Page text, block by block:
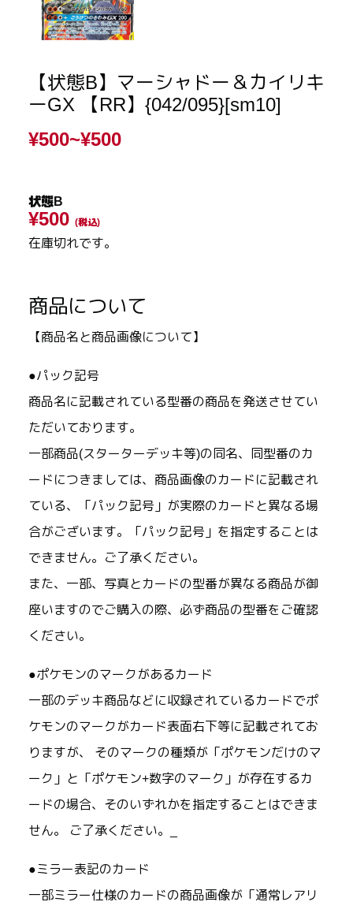
【状態B】マーシャドー＆カイリキ
ーGX 【RR】{042/095}[sm10]
¥500~¥500
状態B
¥500 (税込)
在庫切れです。
商品について
【商品名と商品画像について】
●パック記号
商品名に記載されている型番の商品を発送させてい
ただいております。
一部商品(スターターデッキ等)の同名、同型番のカ
ードにつきましては、商品画像のカードに記載され
ている、「パック記号」が実際のカードと異なる場
合がございます。「パック記号」を指定することは
できません。ご了承ください。
また、一部、写真とカードの型番が異なる商品が御
座いますのでご購入の際、必ず商品の型番をご確認
ください。
●ポケモンのマークがあるカード
一部のデッキ商品などに収録されているカードでポ
ケモンのマークがカード表面右下等に記載されてお
りますが、 そのマークの種類が「ポケモンだけのマ
ーク」と「ポケモン+数字のマーク」が存在するカ
ードの場合、そのいずれかを指定することはできま
せん。 ご了承ください。_
●ミラー表記のカード
一部ミラー仕様のカードの商品画像が「通常レアリ